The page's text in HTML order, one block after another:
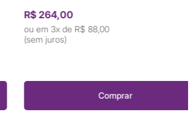
R$ 264,00
3x deR$ 88,00
(sem juros)
Comprar